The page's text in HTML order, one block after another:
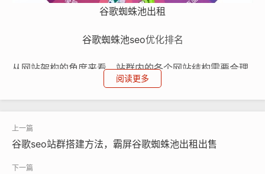
谷歌蜘蛛池出租
谷歌蜘蛛池seo优化排名
从网站架构的角度来看，站群内的各个网站结构需要合理
布局。一个良好的网站结构就像是一座精心设计的建筑，
有着清晰的脉络。主站可以作为核心枢纽，负责展示公司
据不同的业务板块或者关键词细分来构建。比如，针对科
技公司的不同产品线，如人工智能产品站、大数据分析工
具站等。这些子站之间要有一定的逻辑联系，同时也要方
阅读更多
谷歌seo站群搭建方法，霸屏谷歌蜘蛛池出租出售